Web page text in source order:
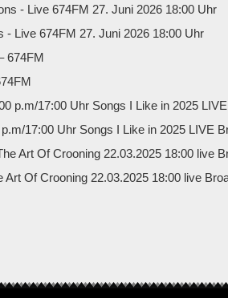
- Live 674FM 27. Juni 2026 18:00 Uhr
17:00 Uhr Songs I Like in 2025 LIVE
Of Crooning 22.03.2025 18:00 live